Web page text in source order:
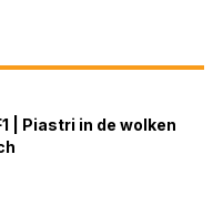
| Piastri in de wolken